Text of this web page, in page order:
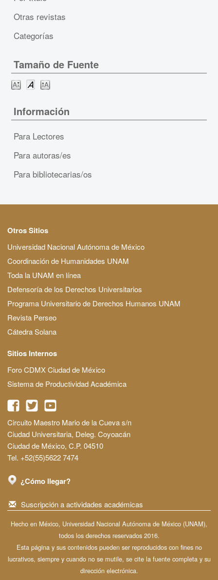
Otras revistas
Categorías
Tamaño de Fuente
Información
Para Lectores
Para autoras/es
Para bibliotecarias/os
Otros Sitios
Universidad Nacional Autónoma de México
Coordinación de Humanidades UNAM
Toda la UNAM en línea
Defensoría de los Derechos Universitarios
Programa Universitario de Derechos Humanos UNAM
Revista Perseo
Cátedra Solana
Sitios Internos
Foro CDMX Ciudad de México
Sistema de Productividad Académica
Circuito Maestro Mario de la Cueva s/n
Ciudad Universitaria, Deleg. Coyoacán
Ciudad de México, C.P. 04510
Tel. +52(55)5622 7474
¿Cómo llegar?
Suscripción a actividades académicas
Hecho en México, Universidad Nacional Autónoma de México (UNAM),
todos los derechos reservados 2016.
Esta página y sus contenidos pueden ser reproducidos con fines no
lucrativos, siempre y cuando no se mutile, se cite la fuente completa y su
dirección electrónica.